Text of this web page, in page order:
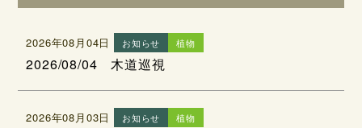
2026年08月04日 お知らせ 植物
2026/08/04 木道巡視
2026年08月03日 お知らせ 植物